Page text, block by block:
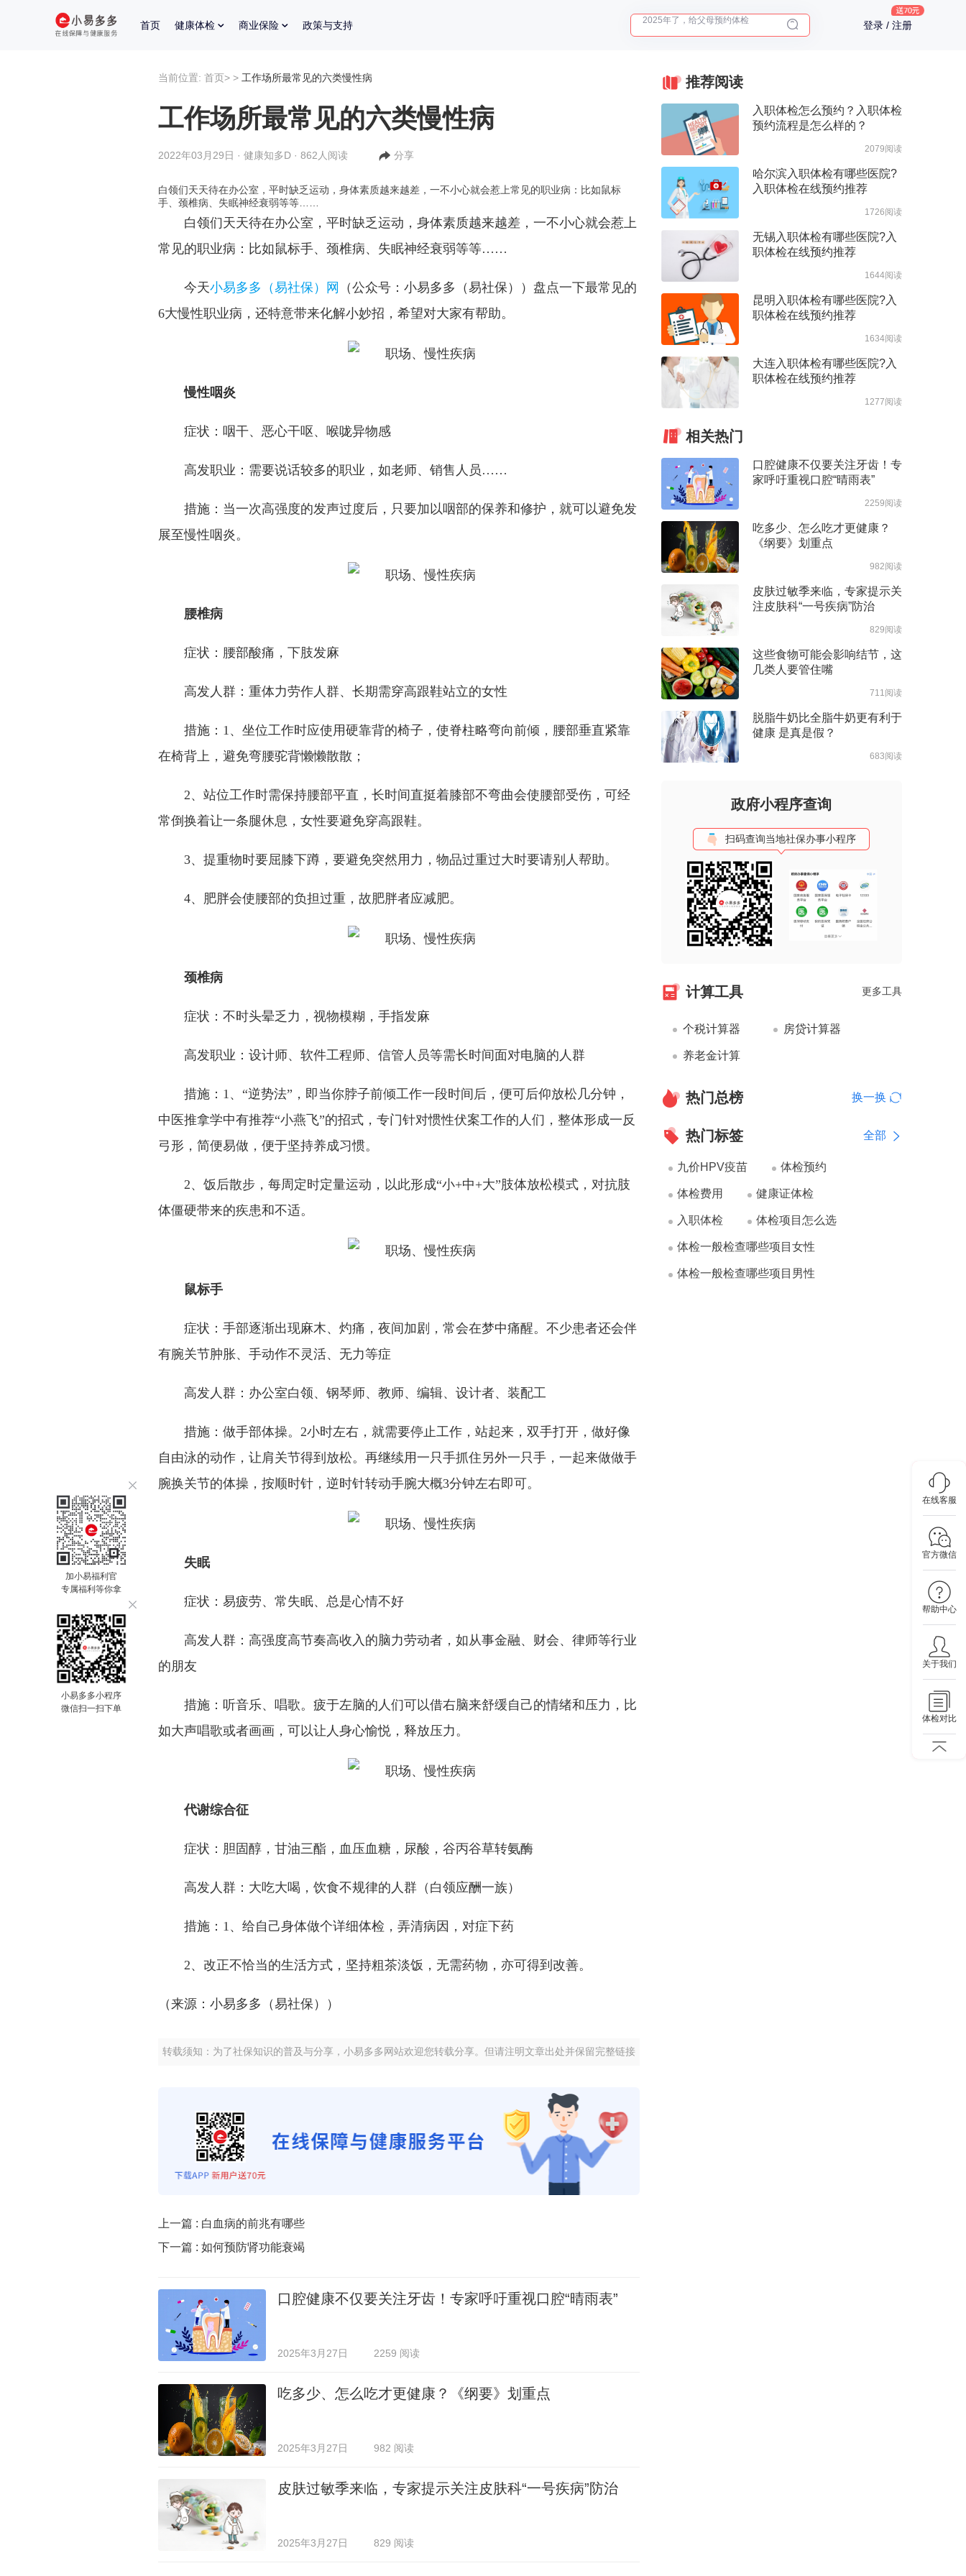
首页 健康体检 商业保险 政策与支持 体检前能吃药吗？
2025年了，给父母预约体检
登录 / 注册
在线客服
官方微信
帮助中心
关于我们
体检对比
加小易福利官
专属福利等你拿
小易多多小程序
微信扫一扫下单
当前位置: 首页> > 工作场所最常见的六类慢性病
工作场所最常见的六类慢性病
2022年03月29日 · 健康知多D · 862人阅读 分享
白领们天天待在办公室，平时缺乏运动，身体素质越来越差，一不小心就会惹上常见的职业病：比如鼠标
手、颈椎病、失眠神经衰弱等等……
白领们天天待在办公室，平时缺乏运动，身体素质越来越差，一不小心就会惹上
常见的职业病：比如鼠标手、颈椎病、失眠神经衰弱等等……
今天小易多多（易社保）网
（公众号：小易多多（易社保））盘点一下最常见的
6大慢性职业病，还特意带来化解小妙招，希望对大家有帮助。
慢性咽炎
症状：咽干、恶心干呕、喉咙异物感
高发职业：需要说话较多的职业，如老师、销售人员……
措施：当一次高强度的发声过度后，只要加以咽部的保养和修护，就可以避免发
展至慢性咽炎。
腰椎病
症状：腰部酸痛，下肢发麻
高发人群：重体力劳作人群、长期需穿高跟鞋站立的女性
措施：1、坐位工作时应使用硬靠背的椅子，使脊柱略弯向前倾，腰部垂直紧靠
在椅背上，避免弯腰驼背懒懒散散；
2、站位工作时需保持腰部平直，长时间直挺着膝部不弯曲会使腰部受伤，可经
常倒换着让一条腿休息，女性要避免穿高跟鞋。
3、提重物时要屈膝下蹲，要避免突然用力，物品过重过大时要请别人帮助。
4、肥胖会使腰部的负担过重，故肥胖者应减肥。
颈椎病
症状：不时头晕乏力，视物模糊，手指发麻
高发职业：设计师、软件工程师、信管人员等需长时间面对电脑的人群
措施：1、“逆势法”，即当你脖子前倾工作一段时间后，便可后仰放松几分钟，
中医推拿学中有推荐“小燕飞”的招式，专门针对惯性伏案工作的人们，整体形成一反
弓形，简便易做，便于坚持养成习惯。
2、饭后散步，每周定时定量运动，以此形成“小+中+大”肢体放松模式，对抗肢
体僵硬带来的疾患和不适。
鼠标手
症状：手部逐渐出现麻木、灼痛，夜间加剧，常会在梦中痛醒。不少患者还会伴
有腕关节肿胀、手动作不灵活、无力等症
高发人群：办公室白领、钢琴师、教师、编辑、设计者、装配工
措施：做手部体操。2小时左右，就需要停止工作，站起来，双手打开，做好像
自由泳的动作，让肩关节得到放松。再继续用一只手抓住另外一只手，一起来做做手
腕换关节的体操，按顺时针，逆时针转动手腕大概3分钟左右即可。
失眠
症状：易疲劳、常失眠、总是心情不好
高发人群：高强度高节奏高收入的脑力劳动者，如从事金融、财会、律师等行业
的朋友
措施：听音乐、唱歌。疲于左脑的人们可以借右脑来舒缓自己的情绪和压力，比
如大声唱歌或者画画，可以让人身心愉悦，释放压力。
代谢综合征
症状：胆固醇，甘油三酯，血压血糖，尿酸，谷丙谷草转氨酶
高发人群：大吃大喝，饮食不规律的人群（白领应酬一族）
措施：1、给自己身体做个详细体检，弄清病因，对症下药
2、改正不恰当的生活方式，坚持粗茶淡饭，无需药物，亦可得到改善。
（来源：小易多多（易社保））
转载须知：为了社保知识的普及与分享，小易多多网站欢迎您转载分享。但请注明文章出处并保留完整链接
上一篇 : 白血病的前兆有哪些
下一篇 : 如何预防肾功能衰竭
口腔健康不仅要关注牙齿！专家呼吁重视口腔“晴雨表”
2025年3月27日 2259 阅读
吃多少、怎么吃才更健康？《纲要》划重点
2025年3月27日 982 阅读
皮肤过敏季来临，专家提示关注皮肤科“一号疾病”防治
2025年3月27日 829 阅读
推荐阅读
入职体检怎么预约？入职体检
预约流程是怎么样的？
2079阅读
哈尔滨入职体检有哪些医院?
入职体检在线预约推荐
1726阅读
无锡入职体检有哪些医院?入
职体检在线预约推荐
1644阅读
昆明入职体检有哪些医院?入
职体检在线预约推荐
1634阅读
大连入职体检有哪些医院?入
职体检在线预约推荐
1277阅读
相关热门
口腔健康不仅要关注牙齿！专
家呼吁重视口腔“晴雨表”
2259阅读
吃多少、怎么吃才更健康？
《纲要》划重点
982阅读
皮肤过敏季来临，专家提示关
注皮肤科“一号疾病”防治
829阅读
这些食物可能会影响结节，这
几类人要管住嘴
711阅读
脱脂牛奶比全脂牛奶更有利于
健康 是真是假？
683阅读
政府小程序查询
扫码查询当地社保办事小程序
计算工具 更多工具
个税计算器 房贷计算器
养老金计算
热门总榜 换一换
热门标签 全部
九价HPV疫苗 体检预约
体检费用 健康证体检
入职体检 体检项目怎么选
体检一般检查哪些项目女性
体检一般检查哪些项目男性